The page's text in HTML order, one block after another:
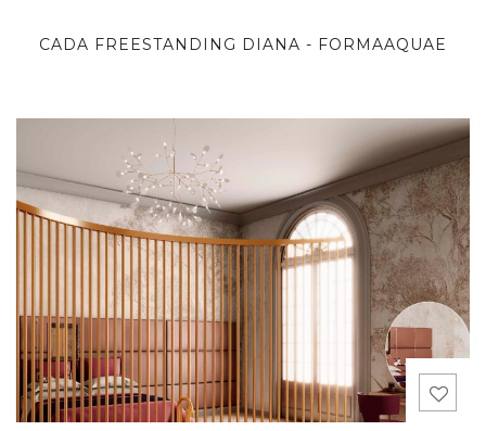
CADA FREESTANDING DIANA - FORMAAQUAE